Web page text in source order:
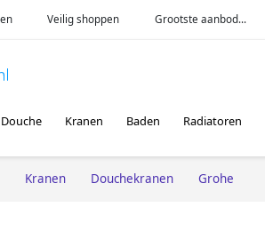
Veilig shoppen Grootste aanbod...
Douche Kranen Baden Radiatoren
Kranen Douchekranen Grohe